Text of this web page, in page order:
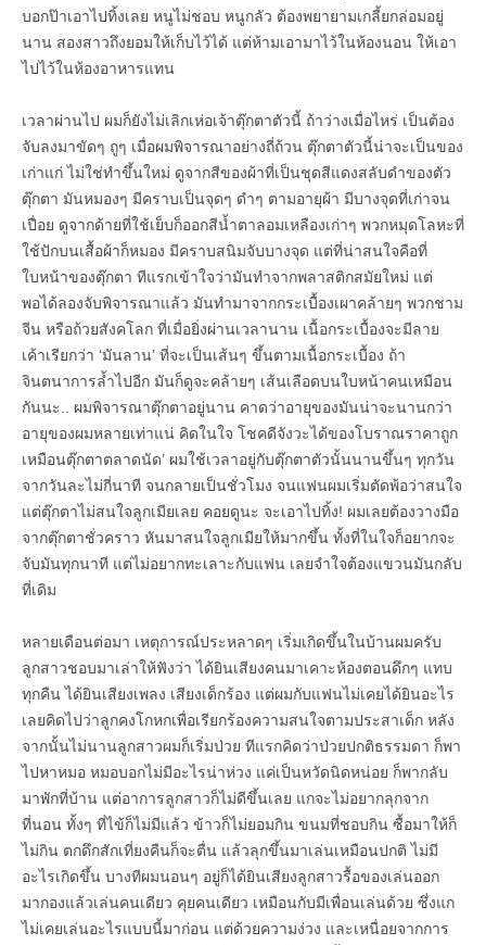
บอกป๊าเอาไปทิ้งเลย หนูไม่ชอบ หนูกลัว ต้องพยายามเกลี้ยกล่อมอยู่
นาน สองสาวถึงยอมให้เก็บไว้ได้ แต่ห้ามเอามาไว้ในห้องนอน ให้เอา
ไปไว้ในห้องอาหารแทน
เวลาผ่านไป ผมก็ยังไม่เลิกเห่อเจ้าตุ๊กตาตัวนี้ ถ้าว่างเมื่อไหร่ เป็นต้อง
จับลงมาขัดๆ ถูๆ เมื่อผมพิจารณาอย่างถี่ถ้วน ตุ๊กตาตัวนี้น่าจะเป็นของ
เก่าแก่ ไม่ใช่ทำขึ้นใหม่ ดูจากสีของผ้าที่เป็นชุดสีแดงสลับดำของตัว
ตุ๊กตา มันหมองๆ มีคราบเป็นจุดๆ ดำๆ ตามอายุผ้า มีบางจุดที่เก่าจน
เปื่อย ดูจากด้ายที่ใช้เย็บก็ออกสีน้ำตาลอมเหลืองเก่าๆ พวกหมุดโลหะที่
ใช้ปักบนเสื้อผ้าก็หมอง มีคราบสนิมจับบางจุด แต่ที่น่าสนใจคือที่
ใบหน้าของตุ๊กตา ทีแรกเข้าใจว่ามันทำจากพลาสติกสมัยใหม่ แต่
พอได้ลองจับพิจารณาแล้ว มันทำมาจากกระเบื้องเผาคล้ายๆ พวกชาม
จีน หรือถ้วยสังคโลก ที่เมื่อยิ่งผ่านเวลานาน เนื้อกระเบื้องจะมีลาย
เค้าเรียกว่า ‘มันลาน’ ที่จะเป็นเส้นๆ ขึ้นตามเนื้อกระเบื้อง ถ้า
จินตนาการล้ำไปอีก มันก็ดูจะคล้ายๆ เส้นเลือดบนใบหน้าคนเหมือน
กันนะ.. ผมพิจารณาตุ๊กตาอยู่นาน คาดว่าอายุของมันน่าจะนานกว่า
อายุของผมหลายเท่าแน่ คิดในใจ โชคดีจังวะได้ของโบราณราคาถูก
เหมือนตุ๊กตาตลาดนัด’ ผมใช้เวลาอยู่กับตุ๊กตาตัวนั้นนานขึ้นๆ ทุกวัน
จากวันละไม่กี่นาที จนกลายเป็นชั่วโมง จนแฟนผมเริ่มตัดพ้อว่าสนใจ
แต่ตุ๊กตาไม่สนใจลูกเมียเลย คอยดูนะ จะเอาไปทิ้ง! ผมเลยต้องวางมือ
จากตุ๊กตาชั่วคราว หันมาสนใจลูกเมียให้มากขึ้น ทั้งที่ในใจก็อยากจะ
จับมันทุกนาที แต่ไม่อยากทะเลาะกับแฟน เลยจำใจต้องแขวนมันกลับ
ที่เดิม
หลายเดือนต่อมา เหตุการณ์ประหลาดๆ เริ่มเกิดขึ้นในบ้านผมครับ
ลูกสาวชอบมาเล่าให้ฟังว่า ได้ยินเสียงคนมาเคาะห้องตอนดึกๆ แทบ
ทุกคืน ได้ยินเสียงเพลง เสียงเด็กร้อง แต่ผมกับแฟนไม่เคยได้ยินอะไร
เลยคิดไปว่าลูกคงโกหกเพื่อเรียกร้องความสนใจตามประสาเด็ก หลัง
จากนั้นไม่นานลูกสาวผมก็เริ่มป่วย ทีแรกคิดว่าป่วยปกติธรรมดา ก็พา
ไปหาหมอ หมอบอกไม่มีอะไรน่าห่วง แค่เป็นหวัดนิดหน่อย ก็พากลับ
มาพักที่บ้าน แต่อาการลูกสาวก็ไม่ดีขึ้นเลย แกจะไม่อยากลุกจาก
ที่นอน ทั้งๆ ที่ไข้ก็ไม่มีแล้ว ข้าวก็ไม่ยอมกิน ขนมที่ชอบกิน ซื้อมาให้ก็
ไม่กิน ตกดึกสักเที่ยงคืนก็จะตื่น แล้วลุกขึ้นมาเล่นเหมือนปกติ ไม่มี
อะไรเกิดขึ้น บางทีผมนอนๆ อยู่ก็ได้ยินเสียงลูกสาวรื้อของเล่นออก
มากองแล้วเล่นคนเดียว คุยคนเดียว เหมือนกับมีเพื่อนเล่นด้วย ซึ่งแก
ไม่เคยเล่นอะไรแบบนี้มาก่อน แต่ด้วยความง่วง และเหนื่อยจากการ